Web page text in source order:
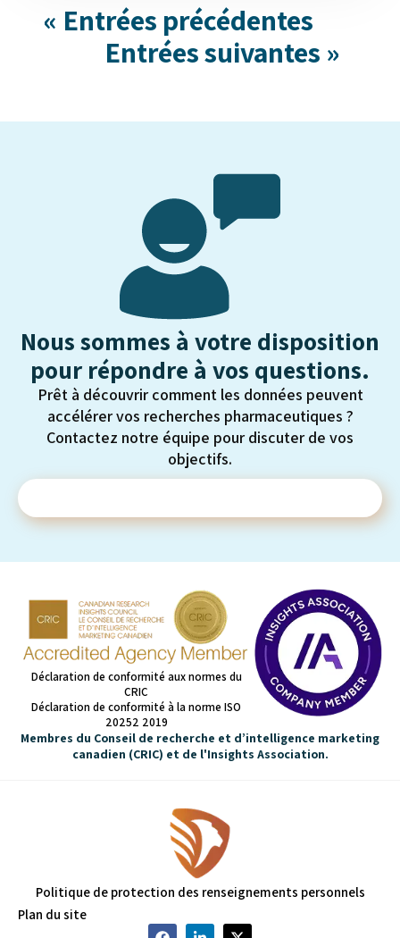
« Entrées précédentes
Entrées suivantes »
Nous sommes à votre disposition
pour répondre à vos questions.
Prêt à découvrir comment les données peuvent
accélérer vos recherches pharmaceutiques ?
Contactez notre équipe pour discuter de vos
objectifs.
Déclaration de conformité aux normes du
CRIC
Déclaration de conformité à la norme ISO
20252 2019
Membres du Conseil de recherche et d’intelligence marketing
canadien (CRIC) et de l'Insights Association.
Politique de protection des renseignements personnels
Plan du site